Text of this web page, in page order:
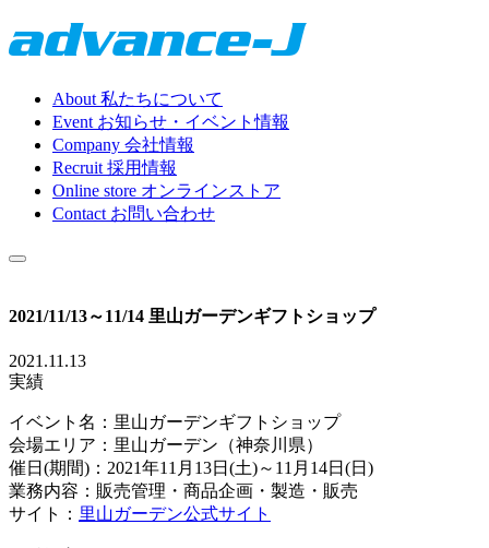
About 私たちについて
Event お知らせ・イベント情報
Company 会社情報
Recruit 採用情報
Online store オンラインストア
Contact お問い合わせ
2021/11/13～11/14 里山ガーデンギフトショップ
2021.11.13
実績
イベント名：里山ガーデンギフトショップ
会場エリア：里山ガーデン（神奈川県）
催日(期間)：2021年11月13日(土)～11月14日(日)
業務内容：販売管理・商品企画・製造・販売
サイト： 里山ガーデン公式サイト